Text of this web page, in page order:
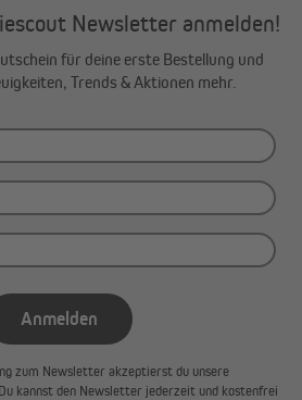
Newsletter anmelden!
für deine erste Bestellung und
Trends & Aktionen mehr.
Anmelden
zum Newsletter akzeptierst du unsere
kannst den Newsletter jederzeit und kostenfrei